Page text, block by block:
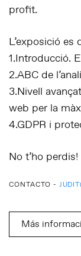
profit.
L’exposició es
1.Introducció.
2.ABC de
3.Nivell
web per la
4.GDPR i
No t’ho perdis!
CONTACTO -
Más